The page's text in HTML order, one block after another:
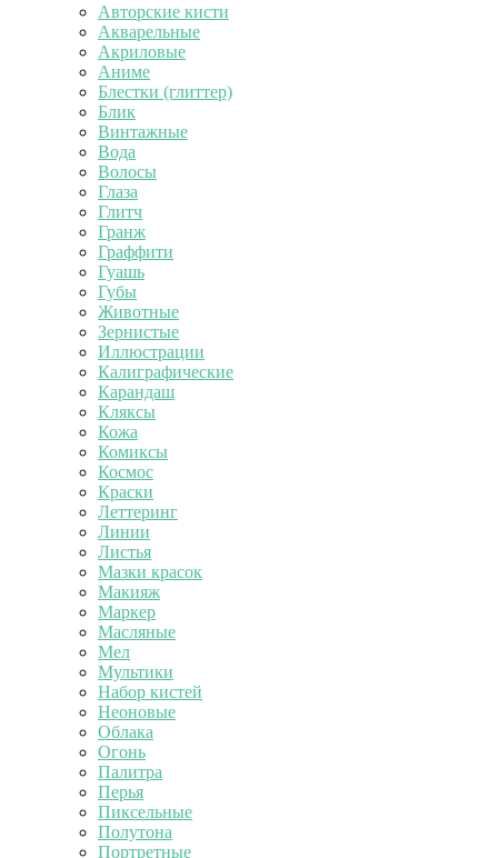
Авторские кисти
Акварельные
Акриловые
Аниме
Блестки (глиттер)
Блик
Винтажные
Вода
Волосы
Глаза
Глитч
Гранж
Граффити
Гуашь
Губы
Животные
Зернистые
Иллюстрации
Калиграфические
Карандаш
Кляксы
Кожа
Комиксы
Космос
Краски
Леттеринг
Линии
Листья
Мазки красок
Макияж
Маркер
Масляные
Мел
Мультики
Набор кистей
Неоновые
Облака
Огонь
Палитра
Перья
Пиксельные
Полутона
Портретные